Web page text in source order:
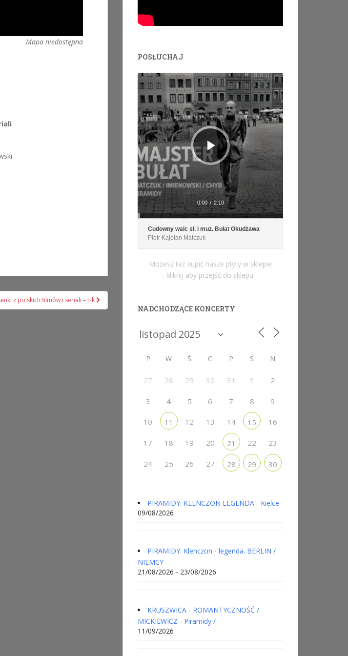
Mapa niedostępna
z polskich filmów i seriali – Ełk
POSŁUCHAJ
Odtwarzacz
plików
dźwiękowych
0:00 / 2:10
Cudowny walc sł. i muz. Bułat Okudżawa
Piotr Kajetan Matczuk
Możesz też kupić nasze płyty w sklepie
kliknij aby przejść do sklepu.
NADCHODZĄCE KONCERTY
P W Ś C P S N
27 28 29 30 31 1 2
3 4 5 6 7 8 9
10 11 12 13 14 15 16
17 18 19 20 21 22 23
24 25 26 27 28 29 30
PIRAMIDY: KLENCZON LEGENDA - Kielce
09/08/2026
PIRAMIDY: Klenczon - legenda. BERLIN /
NIEMCY
21/08/2026 - 23/08/2026
KRUSZWICA - ROMANTYCZNOŚĆ /
MICKIEWICZ - Piramidy /
11/09/2026